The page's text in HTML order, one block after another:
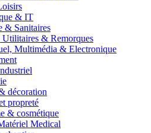
& IT
& Sanitaires
Utilitaires & Remorques
Multimédia & Electronique
décoration
propreté
& cosmétique
Medical